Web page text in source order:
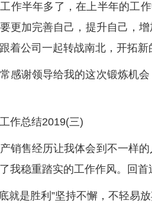
作半年多了，在上半年的工
更加完善自己，提升自己，
着公司一起转战南北，开拓新
感谢领导给我的这次锻炼机
作总结2019(三)
销售经历让我体会到不一样
我稳重踏实的工作作风。回
就是胜利”坚持不懈，不轻易